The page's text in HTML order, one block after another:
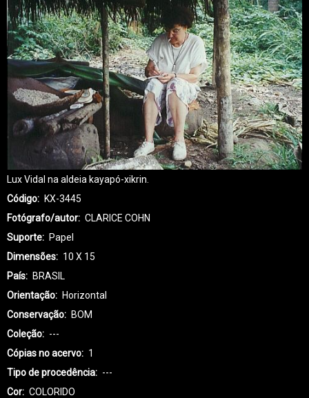
Lux Vidal na aldeia kayapó-xikrin.
Código
KX-3445
Fotógrafo/autor
CLARICE COHN
Suporte
Papel
Dimensões
10 X 15
País
BRASIL
Orientação
Horizontal
Conservação
BOM
Coleção
---
Cópias no acervo
1
Tipo de procedência
---
Cor
COLORIDO